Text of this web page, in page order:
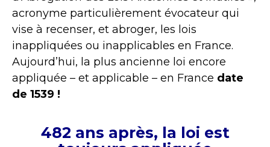
acronyme particulièrement évocateur qui
vise à recenser, et abroger, les lois
inappliquées ou inapplicables en France.
Aujourd’hui, la plus ancienne loi encore
appliquée – et applicable – en France date
de 1539 !
482 ans après, la loi est